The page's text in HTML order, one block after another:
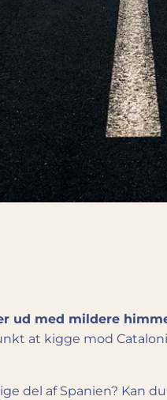
ud med mildere
at kigge mod
del af Spanien? Kan